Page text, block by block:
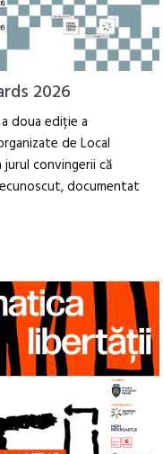
2026
doua ediție a
de Local
convingerii că
documentat